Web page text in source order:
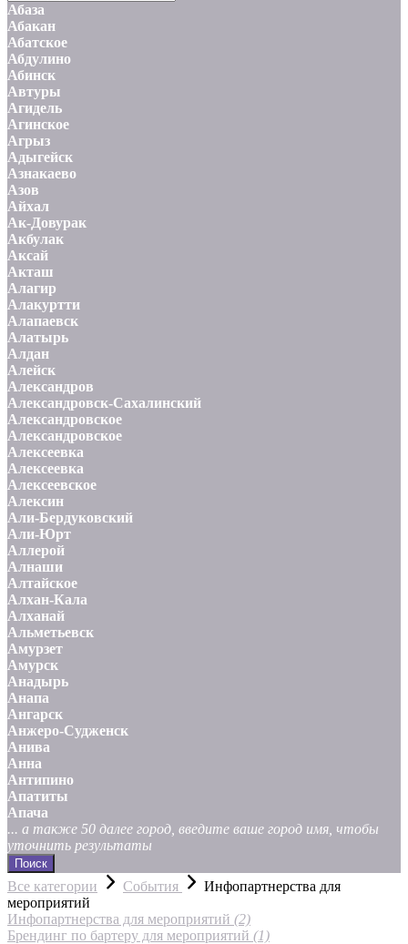
Абаза
Абакан
Абатское
Абдулино
Абинск
Автуры
Агидель
Агинское
Агрыз
Адыгейск
Азнакаево
Азов
Айхал
Ак-Довурак
Акбулак
Аксай
Акташ
Алагир
Алакуртти
Алапаевск
Алатырь
Алдан
Алейск
Александров
Александровск-Сахалинский
Александровское
Александровское
Алексеевка
Алексеевка
Алексеевское
Алексин
Али-Бердуковский
Али-Юрт
Аллерой
Алнаши
Алтайское
Алхан-Кала
Алханай
Альметьевск
Амурзет
Амурск
Анадырь
Анапа
Ангарск
Анжеро-Судженск
Анива
Анна
Антипино
Апатиты
Апача
... а также 50 далее город, введите ваше город имя, чтобы
уточнить результаты
Поиск
Все категории События
Инфопартнерства для
мероприятий
Инфопартнерства для мероприятий (2)
Брендинг по бартеру для мероприятий (1)